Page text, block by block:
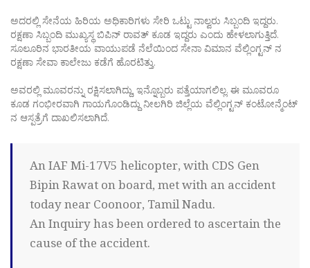
ಅದರಲ್ಲಿ ಸೇನೆಯ ಹಿರಿಯ ಅಧಿಕಾರಿಗಳು ಸೇರಿ ಒಟ್ಟು ನಾಲ್ವರು ಸಿಬ್ಬಂದಿ ಇದ್ದರು.
ರಕ್ಷಣಾ ಸಿಬ್ಬಂದಿ ಮುಖ್ಯಸ್ಥ ಬಿಪಿನ್​ ರಾವತ್ ಕೂಡ ಇದ್ದರು ಎಂದು ಹೇಳಲಾಗುತ್ತಿದೆ.
ಸೂಲೂರಿನ ಭಾರತೀಯ ವಾಯುಪಡೆ ನೆಲೆಯಿಂದ ಸೇನಾ ವಿಮಾನ ವೆಲ್ಲಿಂಗ್ಟನ್ ನ
ರಕ್ಷಣಾ ಸೇವಾ ಕಾಲೇಜು ಕಡೆಗೆ ಹೊರಟಿತ್ತು.
ಅವರಲ್ಲಿ ಮೂವರನ್ನು ರಕ್ಷಿಸಲಾಗಿದ್ದು, ಇನ್ನೊಬ್ಬರು ಪತ್ತೆಯಾಗಲಿಲ್ಲ. ಈ ಮೂವರೂ
ಕೂಡ ಗಂಭೀರವಾಗಿ ಗಾಯಗೊಂಡಿದ್ದು ನೀಲಗಿರಿ ಜಿಲ್ಲೆಯ ವೆಲ್ಲಿಂಗ್ಟನ್ ಕಂಟೋನ್ಮೆಂಟ್​
ನ ಆಸ್ಪತ್ರೆಗೆ ದಾಖಲಿಸಲಾಗಿದೆ.
An IAF Mi-17V5 helicopter, with CDS Gen
Bipin Rawat on board, met with an accident
today near Coonoor, Tamil Nadu.
An Inquiry has been ordered to ascertain the
cause of the accident.